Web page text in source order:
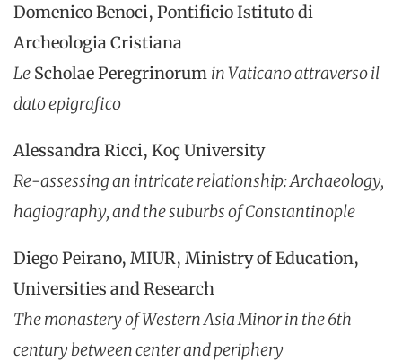
Domenico Benoci, Pontificio Istituto di
Archeologia Cristiana
Le Scholae Peregrinorum in Vaticano attraverso il
dato epigrafico
Alessandra Ricci, Koç University
Re-assessing an intricate relationship: Archaeology,
hagiography, and the suburbs of Constantinople
Diego Peirano, MIUR, Ministry of Education,
Universities and Research
The monastery of Western Asia Minor in the 6th
century between center and periphery